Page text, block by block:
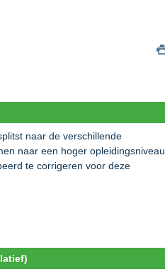
naar de verschillende
naar een hoger opleidingsniveau
te corrigeren voor deze